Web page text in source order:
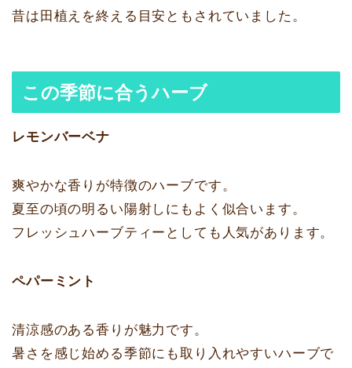
昔は田植えを終える目安ともされていました。
この季節に合うハーブ
レモンバーベナ
爽やかな香りが特徴のハーブです。
夏至の頃の明るい陽射しにもよく似合います。
フレッシュハーブティーとしても人気があります。
ペパーミント
清涼感のある香りが魅力です。
暑さを感じ始める季節にも取り入れやすいハーブで